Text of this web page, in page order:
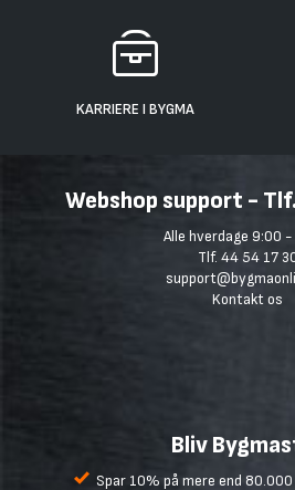
KARRIERE I BYGMA
Webshop support -
Alle hverdage 9:00
Tlf. 44 54 17
Kontakt os
Bliv
Spar 10% på mere end